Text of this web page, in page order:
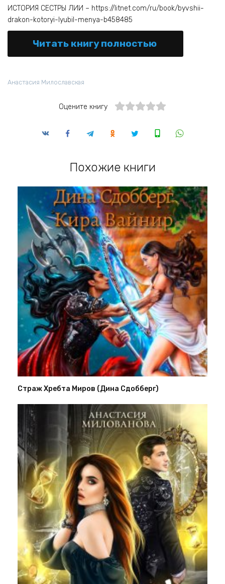
ИСТОРИЯ СЕСТРЫ ЛИИ – https://litnet.com/ru/book/byvshii-
drakon-kotoryi-lyubil-menya-b458485
Читать книгу полностью
Анастасия Милославская
Оцените книгу
Похожие книги
Страж Хребта Миров (Дина Сдобберг)